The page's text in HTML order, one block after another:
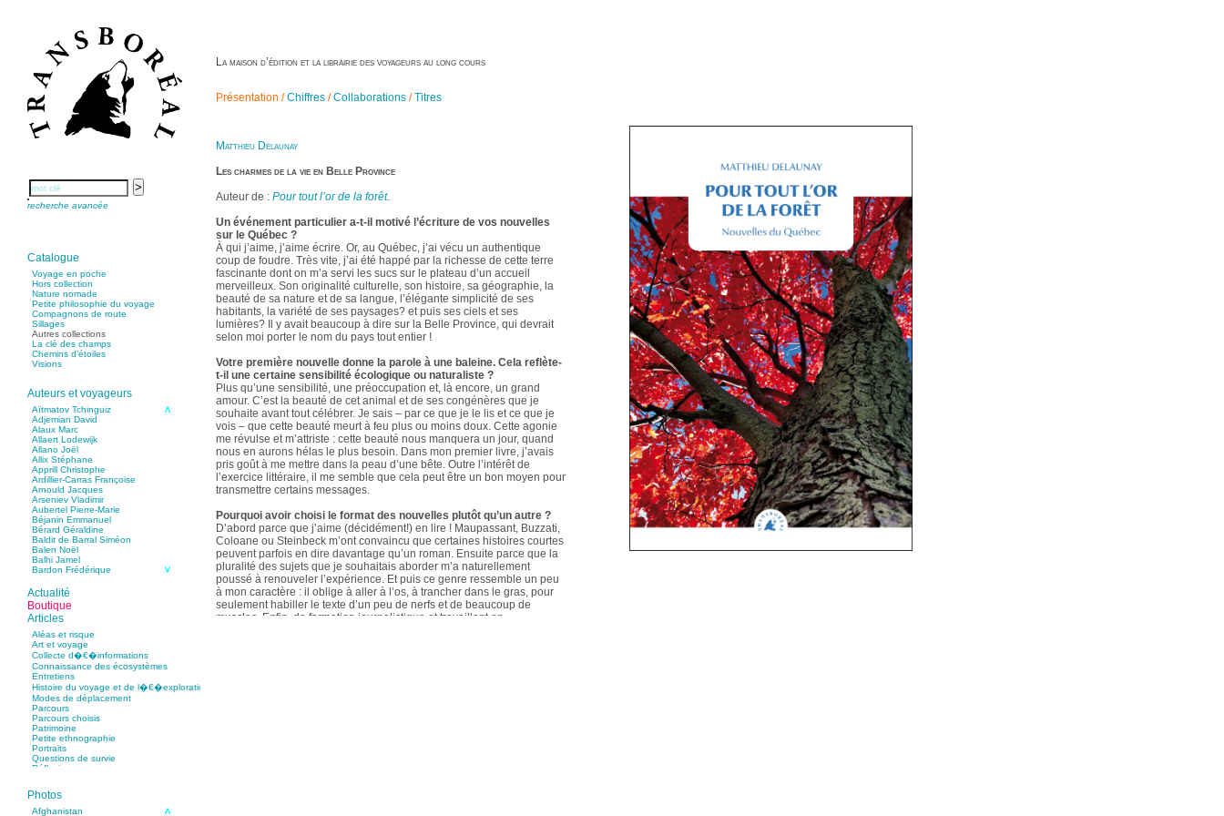
recherche avancée
Catalogue
Voyage en poche
Hors collection
Nature nomade
Petite philosophie du voyage
Compagnons de route
Sillages
Autres collections
La clé des champs
Chemins d’étoiles
Visions
Auteurs et voyageurs
Aïtmatov Tchinguiz
Adjemian David
Alaux Marc
Allaert Lodewijk
Allano Joël
Allix Stéphane
Apprill Christophe
Ardillier-Carras Françoise
Arnould Jacques
Arseniev Vladimir
Aubertel Pierre-Marie
Béjanin Emmanuel
Bérard Géraldine
Baldit de Barral Siméon
Balen Noël
Balhi Jamel
Bardon Frédérique
Bastide Fabien
Baudin Julie
Baujard Jacques
Bazin Sylvain
Bellanger Marc
Bellec Hervé
Belleville Régis
Benestar Géraldine
Benoist Yann
Bertrand Jordane
Bertrandy Antoine
Bezsonov Youri
Bideau Michel-Cosme
Billard Yannick
Blanchet Anne-Lise
Bluntzer Christophe
Bobin Mathieu
Boch Anne-Laure
Boch Julie
Boillot Henri
Bonnem Éric
Boudart Jean-Louis
Actualité
Boutique
Articles
Aléas et risque
Art et voyage
Collecte d�€�informations
Connaissance des écosystèmes
Entretiens
Histoire du voyage et de l�€�exploration
Modes de déplacement
Parcours
Parcours choisis
Patrimoine
Petite ethnographie
Portraits
Questions de survie
Réflexions
Photos
Afghanistan
La maison d’édition et la librairie des voyageurs au long cours
Présentation /Chiffres /Collaborations /Titres
Matthieu Delaunay
Les charmes de la vie en Belle Province
Auteur de : Pour tout l’or de la forêt.
Un événement particulier a-t-il motivé l’écriture de vos nouvelles
sur le Québec ?
À qui j’aime, j’aime écrire. Or, au Québec, j’ai vécu un authentique
coup de foudre. Très vite, j’ai été happé par la richesse de cette terre
fascinante dont on m’a servi les sucs sur le plateau d’un accueil
merveilleux. Son originalité culturelle, son histoire, sa géographie, la
beauté de sa nature et de sa langue, l’élégante simplicité de ses
habitants, la variété de ses paysages? et puis ses ciels et ses
lumières? Il y avait beaucoup à dire sur la Belle Province, qui devrait
selon moi porter le nom du pays tout entier !
Votre première nouvelle donne la parole à une baleine. Cela reflète-
t-il une certaine sensibilité écologique ou naturaliste ?
Plus qu’une sensibilité, une préoccupation et, là encore, un grand
amour. C’est la beauté de cet animal et de ses congénères que je
souhaite avant tout célébrer. Je sais – par ce que je le lis et ce que je
vois – que cette beauté meurt à feu plus ou moins doux. Cette agonie
me révulse et m’attriste : cette beauté nous manquera un jour, quand
nous en aurons hélas le plus besoin. Dans mon premier livre, j’avais
pris goût à me mettre dans la peau d’une bête. Outre l’intérêt de
l’exercice littéraire, il me semble que cela peut être un bon moyen pour
transmettre certains messages.
Pourquoi avoir choisi le format des nouvelles plutôt qu’un autre ?
D’abord parce que j’aime (décidément!) en lire ! Maupassant, Buzzati,
Coloane ou Steinbeck m’ont convaincu que certaines histoires courtes
peuvent parfois en dire davantage qu’un roman. Ensuite parce que la
pluralité des sujets que je souhaitais aborder m’a naturellement
poussé à renouveler l’expérience. Et puis ce genre ressemble un peu
à mon caractère : il oblige à aller à l’os, à trancher dans le gras, pour
seulement habiller le texte d’un peu de nerfs et de beaucoup de
muscles. Enfin, de formation journalistique et travaillant en